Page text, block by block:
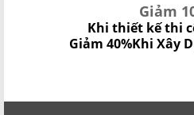
Giảm
Khi thiết kế thi
Giảm 40%Khi Xây